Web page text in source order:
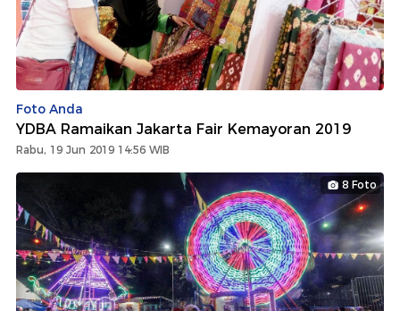
Foto Anda
YDBA Ramaikan Jakarta Fair Kemayoran 2019
Rabu, 19 Jun 2019 14:56 WIB
8 Foto